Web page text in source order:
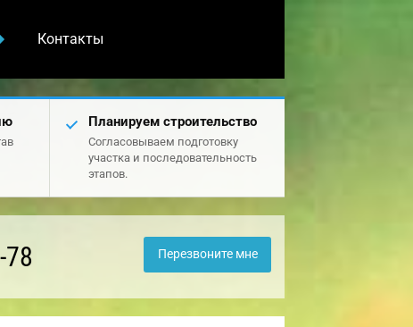
Контакты
Планируем строительство
Согласовываем подготовку
участка и последовательность
этапов.
Перезвоните мне